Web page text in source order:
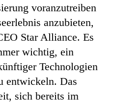
voranzutreiben
anzubieten,
Star Alliance. Es
wichtig, ein
Technologien
entwickeln. Das
sich bereits im